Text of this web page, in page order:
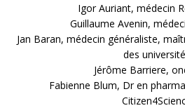
Igor Auriant, médecin
Guillaume Avenin,
Jan Baran, médecin généraliste,
des
Jérôme Barriere,
Fabienne Blum, Dr en